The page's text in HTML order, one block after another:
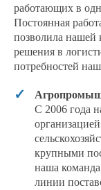
работающих в
Постоянная
позволила нашей
решения в
потребностей
С 2006 года
крупными
наша
линии